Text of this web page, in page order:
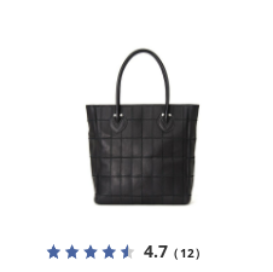
4.7（12）